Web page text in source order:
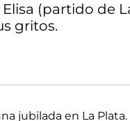
(partido de
gritos.